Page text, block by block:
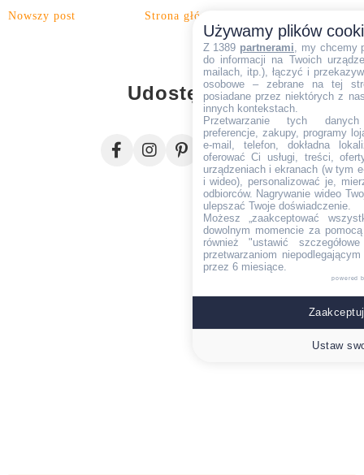
Nowszy post Strona główna
Udostępnij
Używamy plików
Z 1389 partnerami , my chcemy
do informacji na Twoich
mailach, itp.), łączyć i
osobowe – zebrane na tej
posiadane przez niektórych z
innych kontekstach.
Przetwarzanie tych danych
preferencje, zakupy, programy
e-mail, telefon, dokładna
oferować Ci usługi, treści,
urządzeniach i ekranach (w tym
i wideo), personalizować je,
odbiorców. Nagrywanie wideo
ulepszać Twoje doświadczenie.
Możesz „zaakceptować
dowolnym momencie za
również "ustawić
przetwarzaniom
przez 6 miesiące.
powered
Ustaw